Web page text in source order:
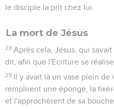
le disciple la prit chez lui.
La mort de Jésus
28 Après cela, Jésus, qui
dit, afin que l'Ecriture se
29 Il y avait là un vase plein de
remplirent une éponge, la
et l'approchèrent de sa bouche.